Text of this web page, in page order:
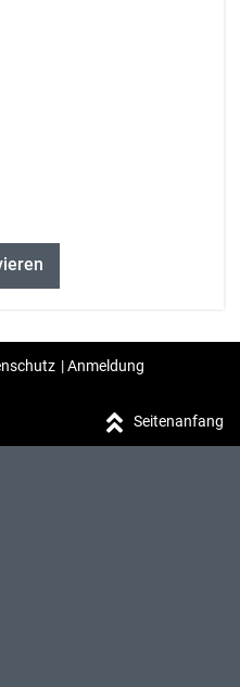
|Anmeldung
Seitenanfang